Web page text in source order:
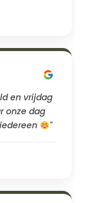
en vrijdag
onze dag
"